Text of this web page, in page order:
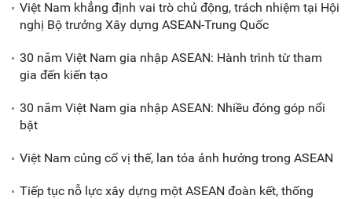
Xã Nam Đông Hưng: Gặp mặt,
biểu dương các doanh nghiệp,
Gắn sản xuất với phát triển văn
Việt Nam khẳng định vai trò chủ động, trách nhiệm tại Hội
nghị Bộ trưởng Xây dựng ASEAN-Trung Quốc
30 năm Việt Nam gia nhập ASEAN: Hành trình từ tham
gia đến kiến tạo
30 năm Việt Nam gia nhập ASEAN: Nhiều đóng góp nổi
bật
Việt Nam củng cố vị thế, lan tỏa ảnh hưởng trong ASEAN
Tiếp tục nỗ lực xây dựng một ASEAN đoàn kết, thống